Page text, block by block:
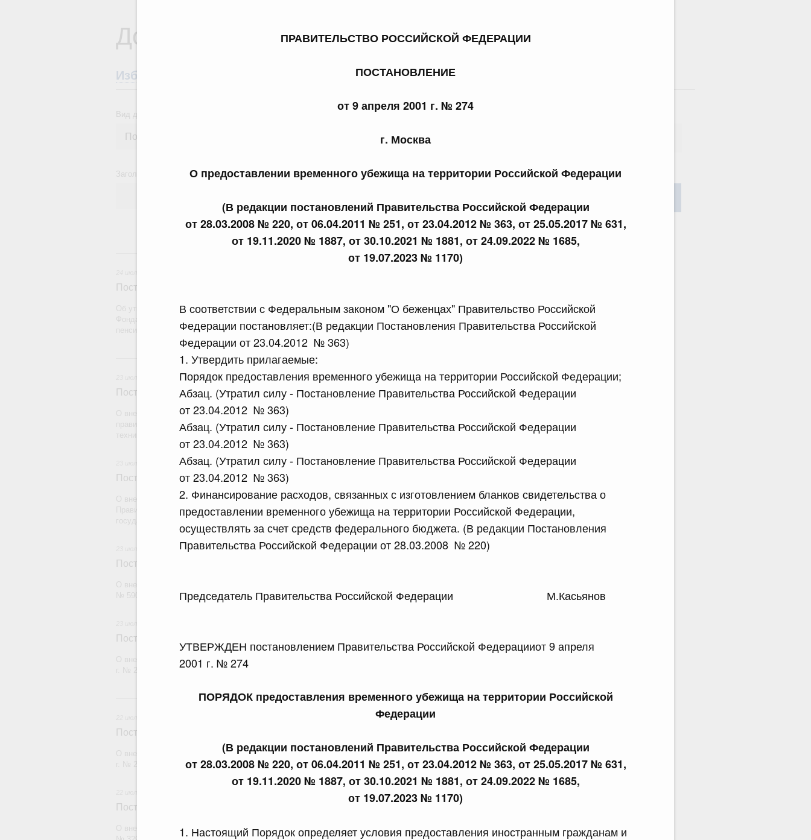
ПРАВИТЕЛЬСТВО РОССИЙСКОЙ ФЕДЕРАЦИИ
ПОСТАНОВЛЕНИЕ
от 9 апреля 2001 г. № 274
г. Москва
О предоставлении временного убежища на территории Российской Федерации
(В редакции постановлений Правительства Российской Федерации
от 28.03.2008 № 220, от 06.04.2011 № 251, от 23.04.2012 № 363, от 25.05.2017 № 631,
от 19.11.2020 № 1887, от 30.10.2021 № 1881, от 24.09.2022 № 1685,
от 19.07.2023 № 1170)
В соответствии с Федеральным законом "О беженцах" Правительство Российской
Федерации постановляет:(В редакции Постановления Правительства Российской
Федерации от 23.04.2012 № 363)
1. Утвердить прилагаемые:
Порядок предоставления временного убежища на территории Российской Федерации;
Абзац. (Утратил силу - Постановление Правительства Российской Федерации
от 23.04.2012 № 363)
Абзац. (Утратил силу - Постановление Правительства Российской Федерации
от 23.04.2012 № 363)
Абзац. (Утратил силу - Постановление Правительства Российской Федерации
от 23.04.2012 № 363)
2. Финансирование расходов, связанных с изготовлением бланков свидетельства о
предоставлении временного убежища на территории Российской Федерации,
осуществлять за счет средств федерального бюджета. (В редакции Постановления
Правительства Российской Федерации от 28.03.2008 № 220)
Председатель Правительства Российской Федерации М.Касьянов
УТВЕРЖДЕН постановлением Правительства Российской Федерацииот 9 апреля
2001 г. № 274
ПОРЯДОК предоставления временного убежища на территории Российской
Федерации
(В редакции постановлений Правительства Российской Федерации
от 28.03.2008 № 220, от 06.04.2011 № 251, от 23.04.2012 № 363, от 25.05.2017 № 631,
от 19.11.2020 № 1887, от 30.10.2021 № 1881, от 24.09.2022 № 1685,
от 19.07.2023 № 1170)
1. Настоящий Порядок определяет условия предоставления иностранным гражданам и
Документы
Избранные документы со справками к ним Поиск по всем документам
Вид документа
Заголовок или текст документа Дата подписания
Постановление Правительства Российской Федерации от 24.07.2026 г. № 933
Об утверждении Правил определения расчетной процентной ставки размещения средств резерва
пенсионному страхованию
23 июля, четверг
Постановление Правительства Российской Федерации от 23.07.2026 г. № 927
О внесении на ратификацию Протокола о внесении изменений в Соглашение о единых принципах и
правилах обращения медицинских изделий (изделий медицинского назначения и медицинской
техники) в рамках Евразийского экономического союза от 23 декабря 2014 года
Постановление Правительства Российской Федерации от 23.07.2026 г. № 926
О внесении на ратификацию Соглашения между Правительством Российской Федерации и
Правительством Республики Индии о временной трудовой деятельности граждан одного
государства на территории другого государства
Постановление Правительства Российской Федерации от 23.07.2026 г. № 928
Постановление Правительства Российской Федерации от 23.07.2026 г. № 929
О внесении изменений в постановление Правительства Российской Федерации от 24 декабря 2021
22 июля, среда
Постановление Правительства Российской Федерации от 22.07.2026 г. № 921
О внесении изменений в постановление Правительства Российской Федерации от 30 ноября 2022
Постановление Правительства Российской Федерации от 22.07.2026 г. № 924
О внесении изменения в постановление Правительства Российской Федерации от 28 марта 2026 г.